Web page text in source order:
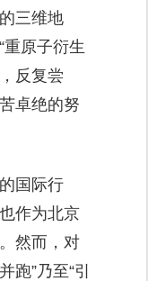
三维地
原子衍生
反复尝
卓绝的努
国际行
作为北京
然而，对
”乃至“引